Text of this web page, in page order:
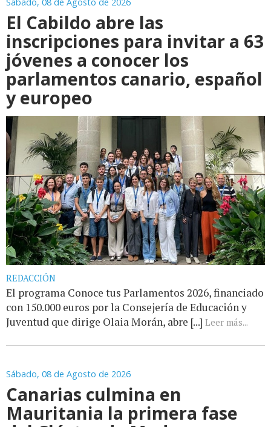
El Cabildo abre las
inscripciones para invitar a 63
jóvenes a conocer los
parlamentos canario, español
y europeo
REDACCIÓN
El programa Conoce tus Parlamentos 2026, financiado
con 150.000 euros por la Consejería de Educación y
Juventud que dirige Olaia Morán, abre [...] Leer más...
Sábado, 08 de Agosto de 2026
Canarias culmina en
Mauritania la primera fase